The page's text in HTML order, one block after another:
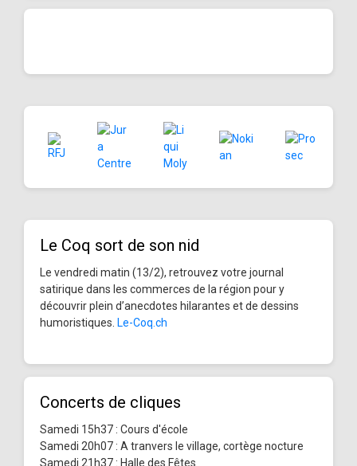
Le Coq sort de son nid
Le vendredi matin (13/2), retrouvez votre journal
satirique dans les commerces de la région pour y
découvrir plein d’anecdotes hilarantes et de dessins
humoristiques. Le-Coq.ch
Concerts de cliques
Samedi 15h37 : Cours d'école
Samedi 20h07 : A tranvers le village, cortège nocture
Samedi 21h37 : Halle des Fêtes